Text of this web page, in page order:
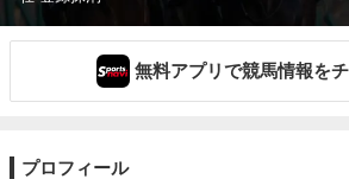
無料アプリで競馬情報を
プロフィール